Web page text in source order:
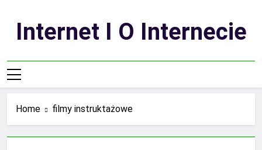
contentInternet I O Internecie
Home filmy instruktażowe